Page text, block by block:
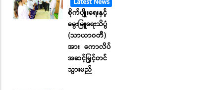
စိုက်ပျိုးရေးနှင့်
မွေးမြူရေးသိပ္ပံ
(သာယာဝတီ)
အား ကောလိပ်
အဆင့်မြှင့်တင်
သွားမည်